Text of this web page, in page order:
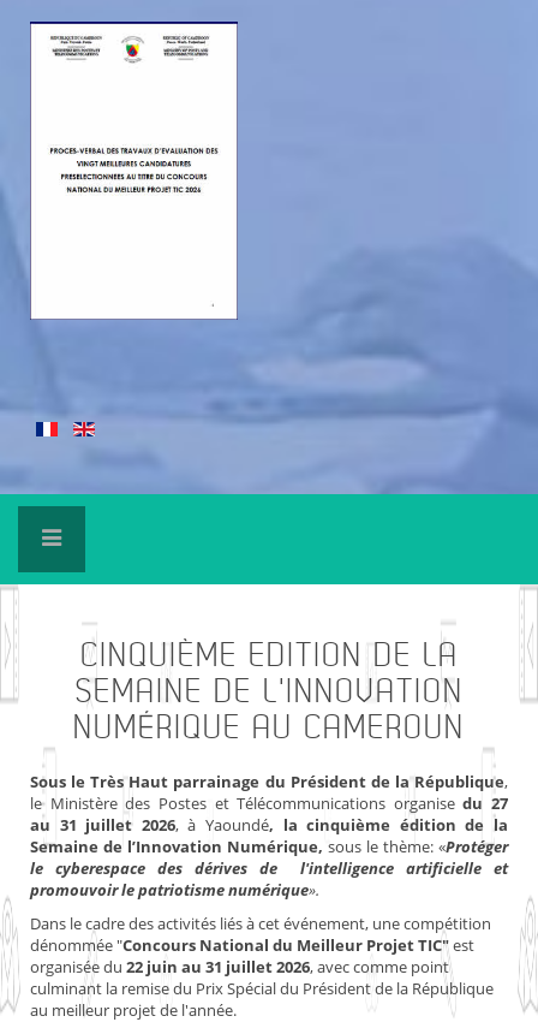
CINQUIÈME EDITION DE LA
SEMAINE DE L'INNOVATION
NUMÉRIQUE AU CAMEROUN
Sous le Très Haut parrainage du Président de la République,
le Ministère des Postes et Télécommunications organisedu 27
au 31 juillet 2026, à Yaoundé, la cinquième édition de la
Semaine de l’Innovation Numérique, sous le thème: «Protéger
le cyberespace des dérives de l'intelligence artificielle et
promouvoir le patriotisme numérique».
Dans le cadre des activités liés à cet événement, une compétition
dénommée "Concours National du Meilleur Projet TIC"est
organisée du 22 juin au 31 juillet 2026, avec comme point
culminant la remise du Prix Spécial du Président de la République
au meilleur projet de l'année.